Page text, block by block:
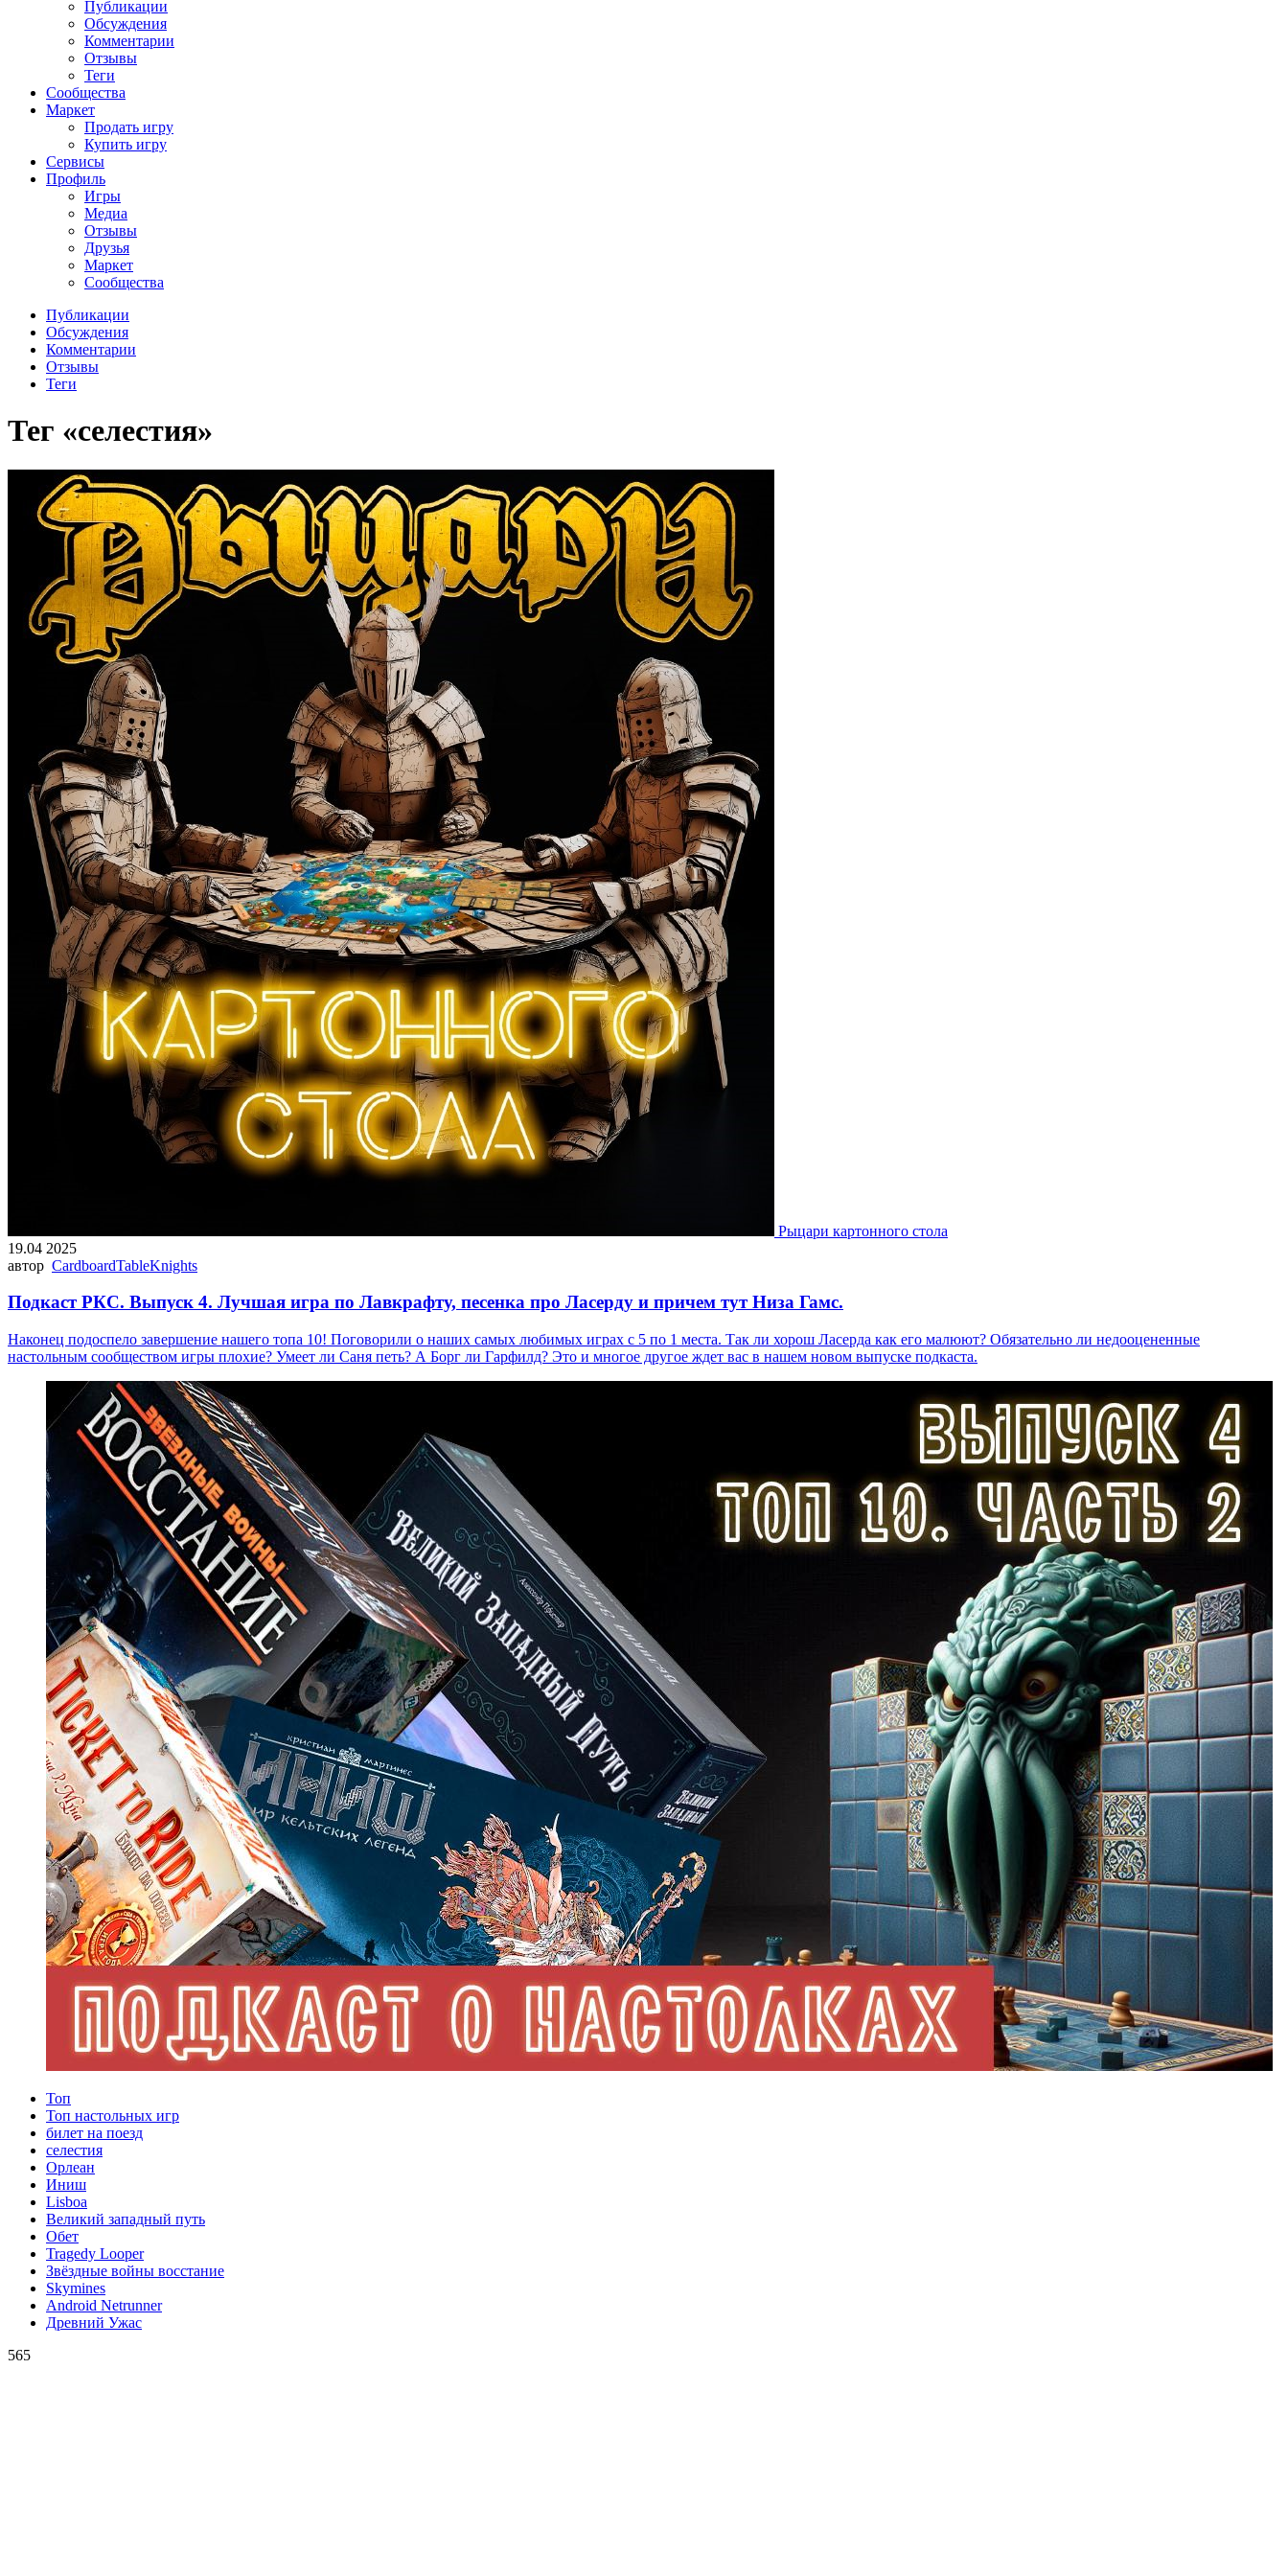
Публикации
Обсуждения
Комментарии
Отзывы
Теги
Сообщества
Маркет
Продать игру
Купить игру
Сервисы
Профиль
Игры
Медиа
Отзывы
Друзья
Маркет
Сообщества
Публикации
Обсуждения
Комментарии
Отзывы
Теги
Тег «селестия»
Рыцари картонного стола
19.04 2025
автор CardboardTableKnights
Подкаст РКС. Выпуск 4. Лучшая игра по Лавкрафту, песенка про Ласерду и причем тут Низа Гамс.
Наконец подоспело завершение нашего топа 10! Поговорили о наших самых любимых играх с 5 по 1 места. Так ли хорош Ласерда как его малюют? Обязательно ли недооцененные
настольным сообществом игры плохие? Умеет ли Саня петь? А Борг ли Гарфилд? Это и многое другое ждет вас в нашем новом выпуске подкаста.
Топ
Топ настольных игр
билет на поезд
селестия
Орлеан
Иниш
Lisboa
Великий западный путь
Обет
Tragedy Looper
Звёздные войны восстание
Skymines
Android Netrunner
Древний Ужас
565